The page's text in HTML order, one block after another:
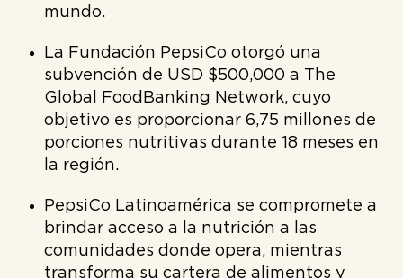
mundo.
La Fundación PepsiCo otorgó una
subvención de USD $500,000 a The
Global FoodBanking Network, cuyo
objetivo es proporcionar 6,75 millones de
porciones nutritivas durante 18 meses en
la región.
PepsiCo Latinoamérica se compromete a
brindar acceso a la nutrición a las
comunidades donde opera, mientras
transforma su cartera de alimentos y